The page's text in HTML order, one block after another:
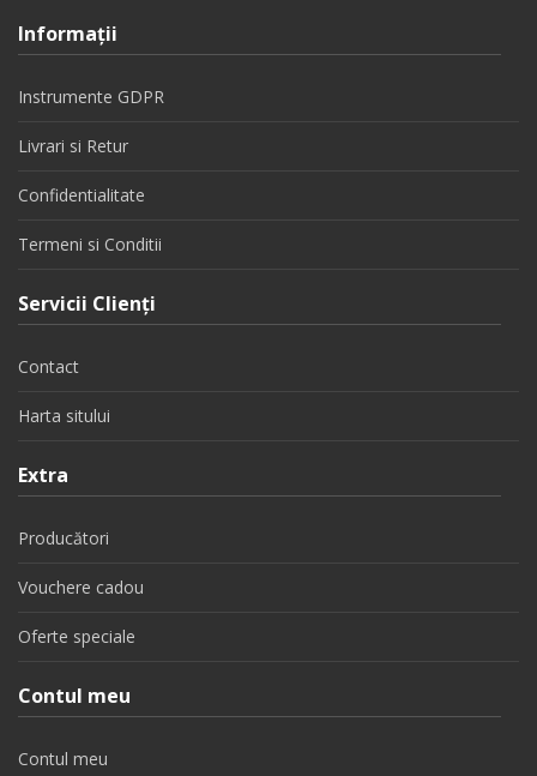
Informaţii
Instrumente GDPR
Livrari si Retur
Confidentialitate
Termeni si Conditii
Servicii Clienţi
Contact
Harta sitului
Extra
Producători
Vouchere cadou
Oferte speciale
Contul meu
Contul meu